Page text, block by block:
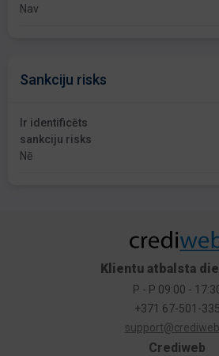
Nav
Sankciju risks
Ir identificēts
sankciju risks
Nē
Crediweb
Klientu atbalsta
P - P 09:00 -
+371 67-501-335